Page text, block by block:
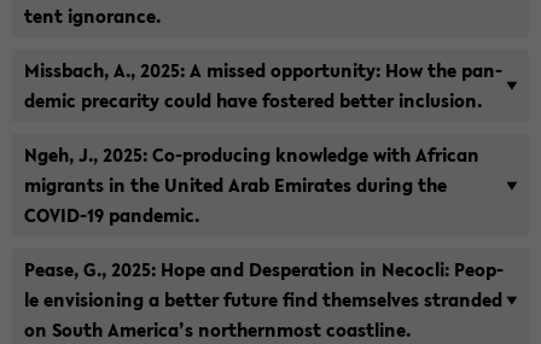
tent igno­ran­ce.
Miss­bach, A., 2025: A mis­sed op­por­tu­ni­ty: How the pan­
de­mic pre­ca­ri­ty could have fos­te­red bet­ter in­clu­si­on.
Ngeh, J., 2025: Co-​producing know­ledge with Af­ri­can
mi­grants in the United Arab Emi­ra­tes du­ring the
COVID-​19 pan­de­mic.
Pease, G., 2025: Hope and De­spe­ra­ti­on in Ne­cocli: Peop­
le en­vi­sio­ning a bet­ter fu­ture find them­sel­ves stran­ded
on South Ame­ri­ca’s nor­t­hern­most co­ast­li­ne.